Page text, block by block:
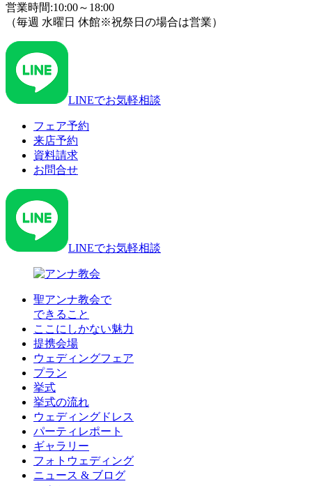
営業時間:10:00～18:00
（毎週 水曜日 休館※祝祭日の場合は営業）
LINEでお気軽相談
フェア予約
来店予約
資料請求
お問合せ
LINEでお気軽相談
聖アンナ教会で
できること
ここにしかない魅力
提携会場
ウェディングフェア
プラン
挙式
挙式の流れ
ウェディングドレス
パーティレポート
ギャラリー
フォトウェディング
ニュース & ブログ